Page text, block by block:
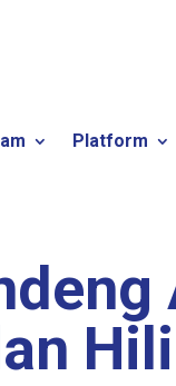
Platform